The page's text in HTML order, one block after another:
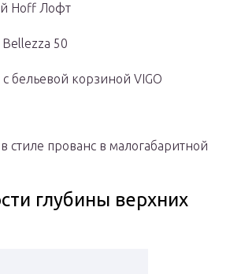
Hoff Лофт
50
бельевой корзиной VIGO
стиле прованс в малогабаритной
глубины верхних